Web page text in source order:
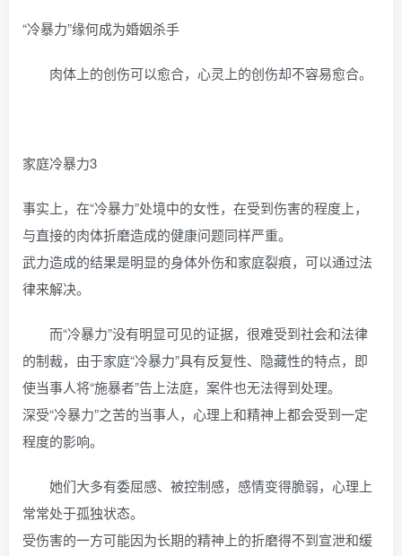
“冷暴力”缘何成为婚姻杀手
肉体上的创伤可以愈合，心灵上的创伤却不容易愈合。
家庭冷暴力3
事实上，在“冷暴力”处境中的女性，在受到伤害的程度上，
与直接的肉体折磨造成的健康问题同样严重。
武力造成的结果是明显的身体外伤和家庭裂痕，可以通过法
律来解决。
而“冷暴力”没有明显可见的证据，很难受到社会和法律
的制裁，由于家庭“冷暴力”具有反复性、隐藏性的特点，即
使当事人将“施暴者”告上法庭，案件也无法得到处理。
深受“冷暴力”之苦的当事人，心理上和精神上都会受到一定
程度的影响。
她们大多有委屈感、被控制感，感情变得脆弱，心理上
常常处于孤独状态。
受伤害的一方可能因为长期的精神上的折磨得不到宣泄和缓